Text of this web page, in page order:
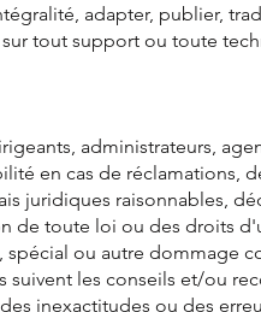
adapter, publier,
tout support ou toute
administrateurs,
en cas de réclamations,
juridiques raisonnables,
toute loi ou des droits
ou autre dommage
les conseils et/ou
inexactitudes ou des